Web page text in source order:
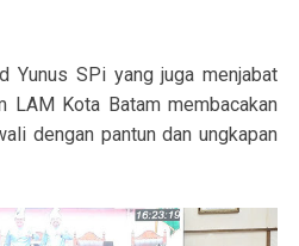
Yunus SPi yang juga menjabat
LAM Kota Batam membacakan
dengan pantun dan ungkapan